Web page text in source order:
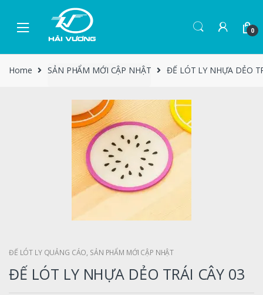
0
Home SẢN PHẨM MỚI CẬP NHẬT ĐẾ LÓT LY NHỰA DẺO
ĐẾ LÓT LY QUẢNG CÁO, SẢN PHẨM MỚI CẬP NHẬT
ĐẾ LÓT LY NHỰA DẺO TRÁI CÂY 03